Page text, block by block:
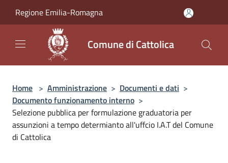
Regione Emilia-Romagna
Comune di Cattolica
Home > Amministrazione > Documenti e dati >
Documento funzionamento interno >
Selezione pubblica per formulazione graduatoria per
assunzioni a tempo determianto all'uffcio I.A.T del Comune
di Cattolica